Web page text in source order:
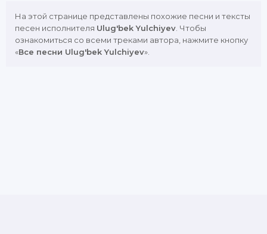
На этой странице представлены похожие песни и тексты
песен исполнителя Ulug'bek Yulchiyev . Чтобы
ознакомиться со всеми треками автора, нажмите кнопку
«Все песни Ulug'bek Yulchiyev».